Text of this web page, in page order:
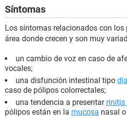
Síntomas
Los síntomas relacionados con los
área donde crecen y son muy
un cambio de voz en caso de
vocales;
una disfunción intestinal tipo
caso de pólipos colorrectales;
una tendencia a presentar rinitis
pólipos están en la mucosa nasal